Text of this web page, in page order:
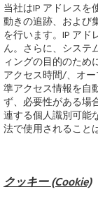
当社はIP アドレス
動きの追跡、および
を行います。IP ア
ん。さらに、システ
ィングの目的のため
アクセス時間/、オ
準アクセス情報を自
ず、必要性がある場
連する個人識別可能
法で使用されること
クッキー (Cookie)